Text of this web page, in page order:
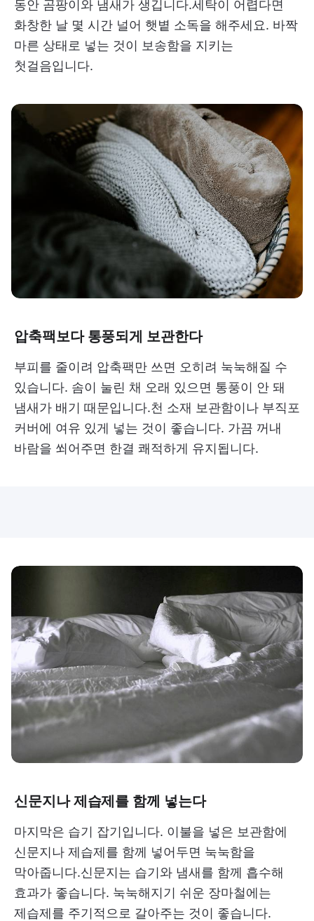
동안 곰팡이와 냄새가 생깁니다.세탁이 어렵다면
화창한 날 몇 시간 널어 햇볕 소독을 해주세요. 바짝
마른 상태로 넣는 것이 보송함을 지키는
첫걸음입니다.
압축팩보다 통풍되게 보관한다
부피를 줄이려 압축팩만 쓰면 오히려 눅눅해질 수
있습니다. 솜이 눌린 채 오래 있으면 통풍이 안 돼
냄새가 배기 때문입니다.천 소재 보관함이나 부직포
커버에 여유 있게 넣는 것이 좋습니다. 가끔 꺼내
바람을 쐬어주면 한결 쾌적하게 유지됩니다.
신문지나 제습제를 함께 넣는다
마지막은 습기 잡기입니다. 이불을 넣은 보관함에
신문지나 제습제를 함께 넣어두면 눅눅함을
막아줍니다.신문지는 습기와 냄새를 함께 흡수해
효과가 좋습니다. 눅눅해지기 쉬운 장마철에는
제습제를 주기적으로 갈아주는 것이 좋습니다.